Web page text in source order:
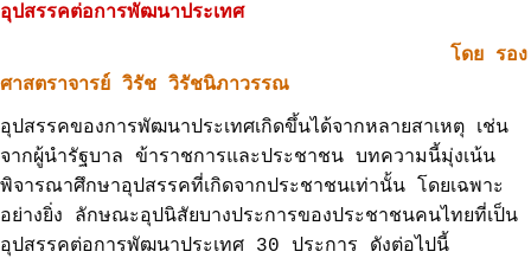
อุปสรรคต่อการพัฒนาประเทศ
โดย รอง
ศาสตราจารย์ วิรัช วิรัชนิภาวรรณ
อุปสรรคของการพัฒนาประเทศเกิดขึ้นได้จากหลายสาเหตุ เช่น
จากผู้นำรัฐบาล ข้าราชการและประชาชน บทความนี้มุ่งเน้น
พิจารณาศึกษาอุปสรรคที่เกิดจากประชาชนเท่านั้น โดยเฉพาะ
อย่างยิ่ง ลักษณะอุปนิสัยบางประการของประชาชนคนไทยที่เป็น
อุปสรรคต่อการพัฒนาประเทศ 30 ประการ ดังต่อไปนี้